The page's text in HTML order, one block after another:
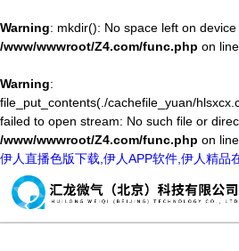
Warning: mkdir(): No space left on device
/www/wwwroot/Z4.com/func.php on line
Warning:
file_put_contents(./cachefile_yuan/
failed to open stream: No such file or
/www/wwwroot/Z4.com/func.php on line
伊人直播色版下载,伊人APP软件,伊人精品